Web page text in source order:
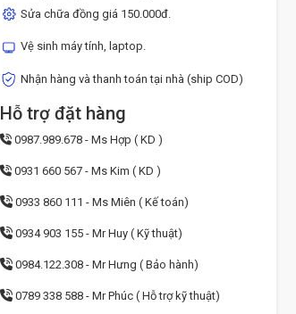
Sửa chữa đồng giá 150.000đ.
Vệ sinh máy tính, laptop.
Nhận hàng và thanh toán tại nhà (ship COD)
Hỗ trợ đặt hàng
0987.989.678 - Ms Hợp ( KD )
0931 660 567 - Ms Kim ( KD )
0933 860 111 - Ms Miên ( Kế toán)
0934 903 155 - Mr Huy ( Kỹ thuật)
0984.122.308 - Mr Hưng ( Bảo hành)
0789 338 588 - Mr Phúc ( Hỗ trợ kỹ thuật)